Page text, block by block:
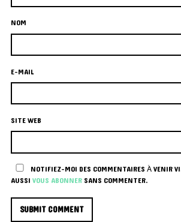
NOM
E-MAIL
SITE WEB
NOTIFIEZ-MOI DES COMMENTAIRES À VENIR
AUSSIVOUS ABONNERSANS COMMENTER.